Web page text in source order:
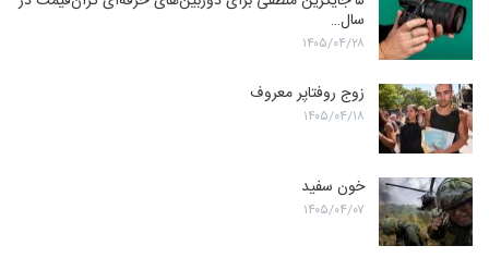
سال…
۱۴۰۵/۰۴/۲۸
زوج روفتاپر معروف
۱۴۰۵/۰۴/۱۸
خون سفید
۱۴۰۵/۰۴/۰۷